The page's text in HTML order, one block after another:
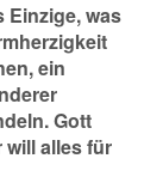
Einzige, was
ein
Gott
für